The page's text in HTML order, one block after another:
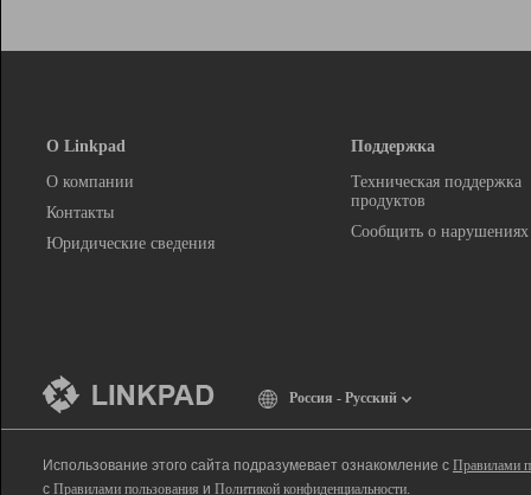
О Linkpad
О компании
Контакты
Юридические сведения
Поддержка
Техническая поддержка
продуктов
Сообщить о нарушениях
Россия - Русский
Использование этого сайта подразумевает ознакомление с Правилами
с Правилами пользования и Политикой конфиденциальности.